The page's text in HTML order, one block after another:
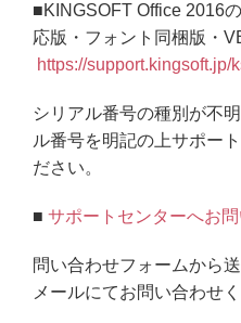
■KINGSOFT Office 2016
応版・フォント同梱版・
https://support.kingsoft.jp/
シリアル番号の種別が不
ル番号を明記の上サポー
ださい。
■ サポートセンターへお
問い合わせフォームから
メールにてお問い合わせく